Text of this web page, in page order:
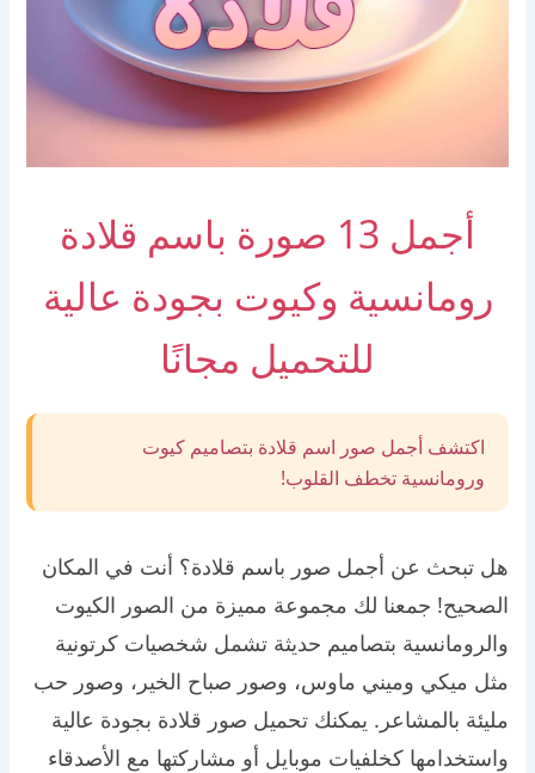
أجمل 13 صورة باسم قلادة
رومانسية وكيوت بجودة عالية
للتحميل مجانًا
اكتشف أجمل صور اسم قلادة بتصاميم كيوت
ورومانسية تخطف القلوب!
هل تبحث عن أجمل صور باسم قلادة؟ أنت في المكان
الصحيح! جمعنا لك مجموعة مميزة من الصور الكيوت
والرومانسية بتصاميم حديثة تشمل شخصيات كرتونية
مثل ميكي وميني ماوس، وصور صباح الخير، وصور حب
مليئة بالمشاعر. يمكنك تحميل صور قلادة بجودة عالية
واستخدامها كخلفيات موبايل أو مشاركتها مع الأصدقاء